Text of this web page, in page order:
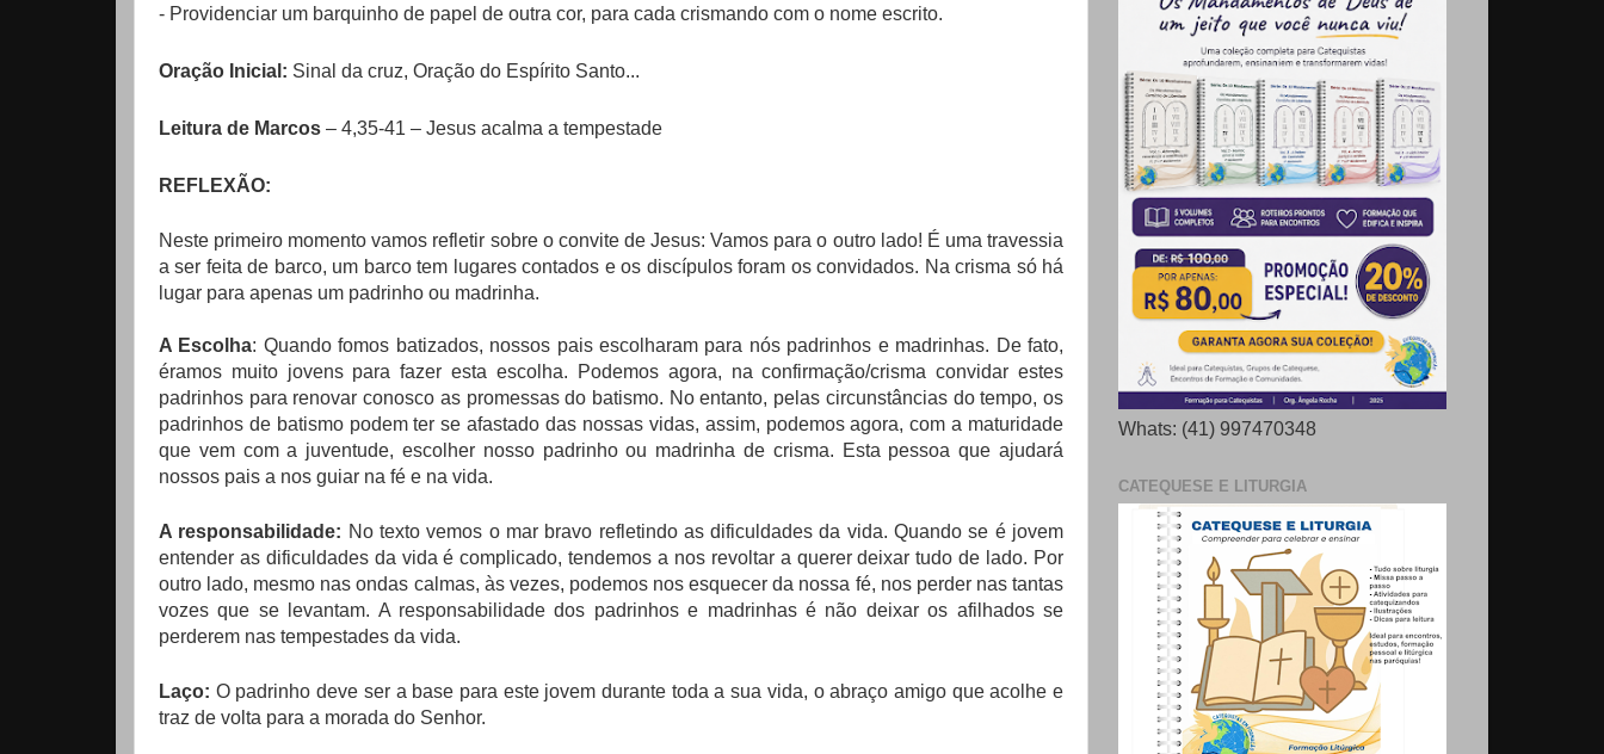
- Providenciar um barquinho de papel de outra cor, para cada crismando com o nome escrito.
Oração Inicial: Sinal da cruz, Oração do Espírito Santo...
Leitura de Marcos – 4,35-41 – Jesus acalma a tempestade
REFLEXÃO:
Neste primeiro momento vamos refletir sobre o convite de Jesus: Vamos para o outro lado! É uma travessia
a ser feita de barco, um barco tem lugares contados e os discípulos foram os convidados. Na crisma só há
lugar para apenas um padrinho ou madrinha.
A Escolha: Quando fomos batizados, nossos pais escolharam para nós padrinhos e madrinhas. De fato,
éramos muito jovens para fazer esta escolha. Podemos agora, na confirmação/crisma convidar estes
padrinhos para renovar conosco as promessas do batismo. No entanto, pelas circunstâncias do tempo, os
padrinhos de batismo podem ter se afastado das nossas vidas, assim, podemos agora, com a maturidade
que vem com a juventude, escolher nosso padrinho ou madrinha de crisma. Esta pessoa que ajudará
nossos pais a nos guiar na fé e na vida.
A responsabilidade: No texto vemos o mar bravo refletindo as dificuldades da vida. Quando se é jovem
entender as dificuldades da vida é complicado, tendemos a nos revoltar a querer deixar tudo de lado. Por
outro lado, mesmo nas ondas calmas, às vezes, podemos nos esquecer da nossa fé, nos perder nas tantas
vozes que se levantam. A responsabilidade dos padrinhos e madrinhas é não deixar os afilhados se
perderem nas tempestades da vida.
Laço: O padrinho deve ser a base para este jovem durante toda a sua vida, o abraço amigo que acolhe e
traz de volta para a morada do Senhor.
Whats: (41) 997470348
CATEQUESE E LITURGIA